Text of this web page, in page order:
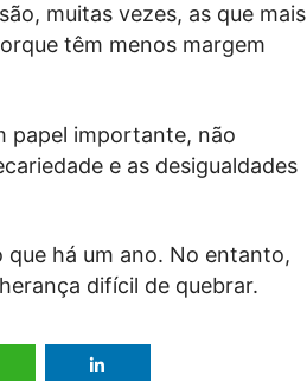
muitas vezes, as que mais
têm menos margem
papel importante, não
e as desigualdades
há um ano. No entanto,
difícil de quebrar.